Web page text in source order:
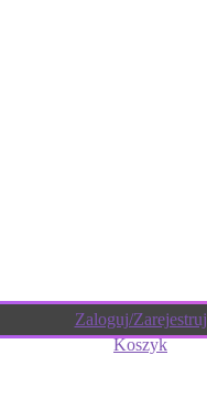
Zaloguj/Zarejestruj
Koszyk